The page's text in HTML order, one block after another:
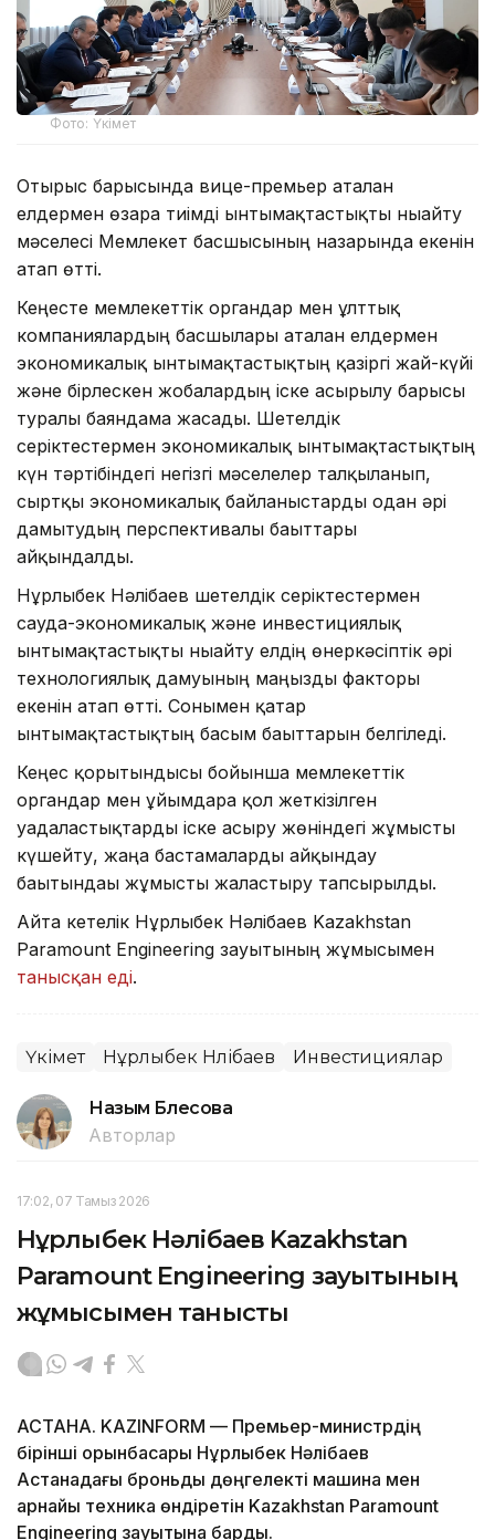
Фото: Үкімет
Отырыс барысында вице-премьер аталған
елдермен өзара тиімді ынтымақтастықты нығайту
мәселесі Мемлекет басшысының назарында екенін
атап өтті.
Кеңесте мемлекеттік органдар мен ұлттық
компаниялардың басшылары аталған елдермен
экономикалық ынтымақтастықтың қазіргі жай-күйі
және бірлескен жобалардың іске асырылу барысы
туралы баяндама жасады. Шетелдік
серіктестермен экономикалық ынтымақтастықтың
күн тәртібіндегі негізгі мәселелер талқыланып,
сыртқы экономикалық байланыстарды одан әрі
дамытудың перспективалы бағыттары
айқындалды.
Нұрлыбек Нәлібаев шетелдік серіктестермен
сауда-экономикалық және инвестициялық
ынтымақтастықты нығайту елдің өнеркәсіптік әрі
технологиялық дамуының маңызды факторы
екенін атап өтті. Сонымен қатар
ынтымақтастықтың басым бағыттарын белгіледі.
Кеңес қорытындысы бойынша мемлекеттік
органдар мен ұйымдарға қол жеткізілген
уағдаластықтарды іске асыру жөніндегі жұмысты
күшейту, жаңа бастамаларды айқындау
бағытындағы жұмысты жалғастыру тапсырылды.
Айта кетелік Нұрлыбек Нәлібаев Kazakhstan
Paramount Engineering зауытының жұмысымен
танысқан еді.
Үкімет Нұрлыбек Нәлібаев Инвестициялар
Назым Бөлесова
Авторлар
17:02, 07 Тамыз 2026
Нұрлыбек Нәлібаев Kazakhstan
Paramount Engineering зауытының
жұмысымен танысты
АСТАНА. KAZINFORM — Премьер-министрдің
бірінші орынбасары Нұрлыбек Нәлібаев
Астанадағы броньды дөңгелекті машина мен
арнайы техника өндіретін Kazakhstan Paramount
Engineering зауытына барды.